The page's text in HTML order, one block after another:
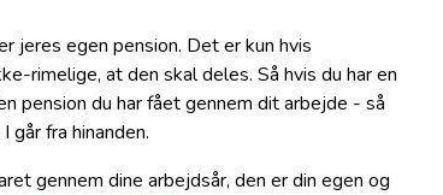
jeres egen pension. Det er kun hvis
rimelige, at den skal deles. Så hvis du har en
pension du har fået gennem dit arbejde - så
går fra hinanden.
gennem dine arbejdsår, den er din egen og